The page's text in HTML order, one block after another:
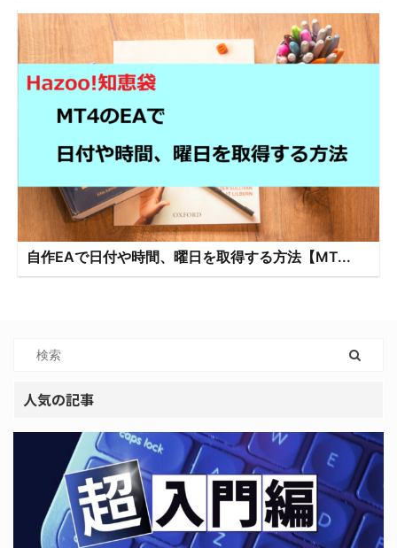
自作EAで日付や時間、曜日を取得する方法【MT...
人気の記事